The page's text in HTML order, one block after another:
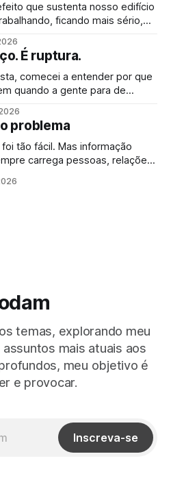
que sustenta nosso edifício
ficando mais sério,
quando o teto rachou.
É ruptura.
comecei a entender por que
quando a gente para de
problema
tão fácil. Mas informação
carrega pessoas, relações
impedem inferência
temas, explorando meu
mais atuais aos
meu objetivo é
e provocar.
Inscreva-se